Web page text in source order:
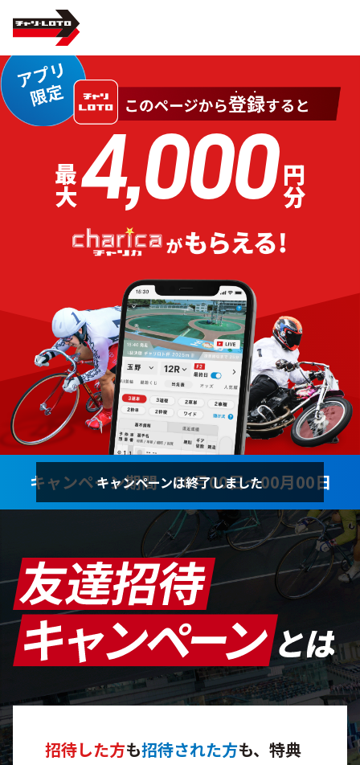
最大4,000円分
キャンペーン期間00月00日〜00月00日
招待した方も招待された方も、 特典